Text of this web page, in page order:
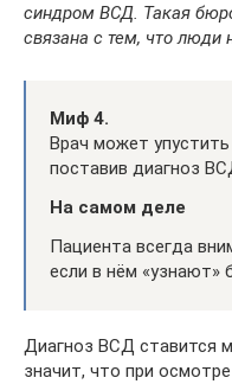
синдром ВСД. Такая
связана с тем, что люди
Миф 4.
Врач может
поставив диагноз
На самом деле
Пациента всегда
если в нём «узнают»
Диагноз ВСД ставится
значит, что при